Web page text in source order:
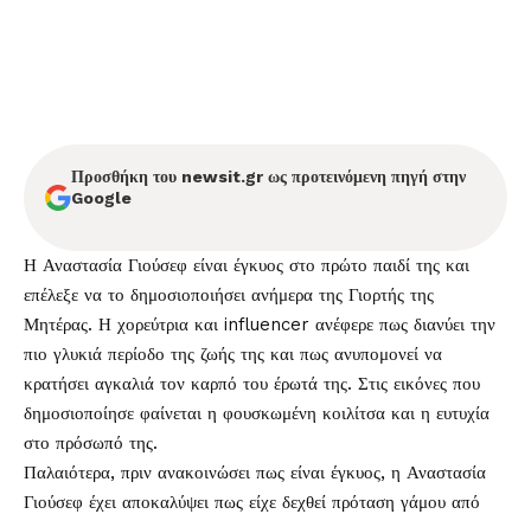
Προσθήκη του newsit.gr ως προτεινόμενη πηγή στην
Google
Η Αναστασία Γιούσεφ είναι έγκυος στο πρώτο παιδί της και
επέλεξε να το δημοσιοποιήσει ανήμερα της Γιορτής της
Μητέρας. Η χορεύτρια και influencer ανέφερε πως διανύει την
πιο γλυκιά περίοδο της ζωής της και πως ανυπομονεί να
κρατήσει αγκαλιά τον καρπό του έρωτά της. Στις εικόνες που
δημοσιοποίησε φαίνεται η φουσκωμένη κοιλίτσα και η ευτυχία
στο πρόσωπό της.
Παλαιότερα, πριν ανακοινώσει πως είναι έγκυος, η Αναστασία
Γιούσεφ έχει αποκαλύψει πως είχε δεχθεί πρόταση γάμου από